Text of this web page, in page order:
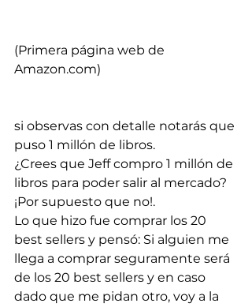
(Primera página web de
Amazon.com)
si observas con detalle notarás que
puso 1 millón de libros.
¿Crees que Jeff compro 1 millón de
libros para poder salir al mercado?
¡Por supuesto que no!.
Lo que hizo fue comprar los 20
best sellers y pensó: Si alguien me
llega a comprar seguramente será
de los 20 best sellers y en caso
dado que me pidan otro, voy a la